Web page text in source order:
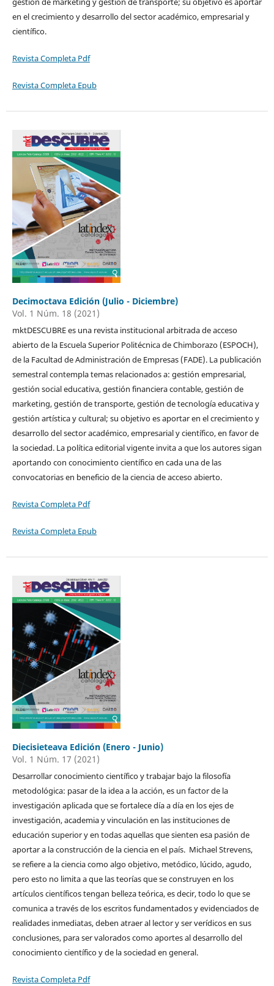
en el crecimiento y desarrollo del sector académico, empresarial y
científico.
Revista Completa Pdf
Revista Completa Epub
Decimoctava Edición (Julio - Diciembre)
Vol. 1 Núm. 18 (2021)
mktDESCUBRE es una revista institucional arbitrada de acceso
abierto de la Escuela Superior Politécnica de Chimborazo (ESPOCH),
de la Facultad de Administración de Empresas (FADE). La publicación
semestral contempla temas relacionados a: gestión empresarial,
gestión social educativa, gestión financiera contable, gestión de
marketing, gestión de transporte, gestión de tecnología educativa y
gestión artística y cultural; su objetivo es aportar en el crecimiento y
desarrollo del sector académico, empresarial y científico, en favor de
la sociedad. La política editorial vigente invita a que los autores sigan
aportando con conocimiento científico en cada una de las
convocatorias en beneficio de la ciencia de acceso abierto.
Revista Completa Pdf
Revista Completa Epub
Diecisieteava Edición (Enero - Junio)
Vol. 1 Núm. 17 (2021)
Desarrollar conocimiento científico y trabajar bajo la filosofía
metodológica: pasar de la idea a la acción, es un factor de la
investigación aplicada que se fortalece día a día en los ejes de
investigación, academia y vinculación en las instituciones de
educación superior y en todas aquellas que sienten esa pasión de
aportar a la construcción de la ciencia en el país. Michael Strevens,
se refiere a la ciencia como algo objetivo, metódico, lúcido, agudo,
pero esto no limita a que las teorías que se construyen en los
artículos científicos tengan belleza teórica, es decir, todo lo que se
comunica a través de los escritos fundamentados y evidenciados de
realidades inmediatas, deben atraer al lector y ser verídicos en sus
conclusiones, para ser valorados como aportes al desarrollo del
conocimiento científico y de la sociedad en general.
Revista Completa Pdf